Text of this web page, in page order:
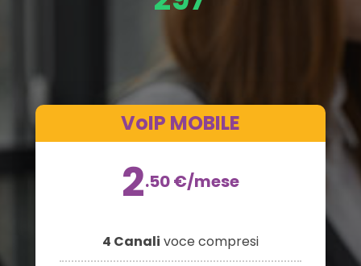
VoIP MOBILE
2.50€/mese
4 Canali voce compresi